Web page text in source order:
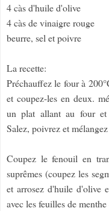
4 càs d'huile d'olive
4 càs de vinaigre rouge
beurre, sel et poivre
La recette:
Préchauffez le four à
et coupez-les en deux.
un plat allant au four et
Salez, poivrez et
Coupez le fenouil en
suprêmes (coupez les
et arrosez d'huile d'olive
avec les feuilles de